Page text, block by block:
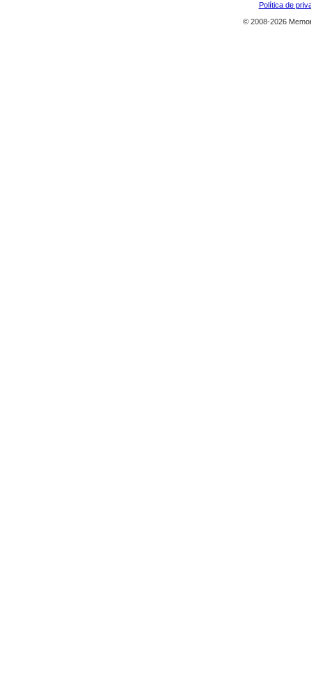
Política de
© 2008-2026